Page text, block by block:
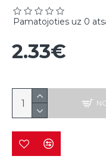
Pamatojoties uz 0
2.33€